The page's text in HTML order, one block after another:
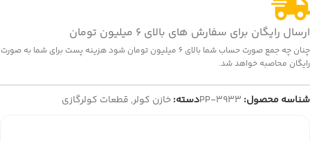
ارسال رایگان برای سفارش های بالای 6 میلیون تومان
چنان چه جمع صورت حساب شما بالای 6 میلیون تومان شود هزینه پست برای شما به صورت
رایگان محاصبه خواهد شد.
شناسه محصول: PP-3933دسته:خازن کولر, قطعات کولرگازی